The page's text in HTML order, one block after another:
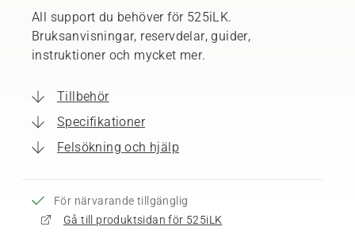
All support du behöver för 525iLK.
Bruksanvisningar, reservdelar, guider,
instruktioner och mycket mer.
Tillbehör
Specifikationer
Felsökning och hjälp
För närvarande tillgänglig
Gå till produktsidan för 525iLK